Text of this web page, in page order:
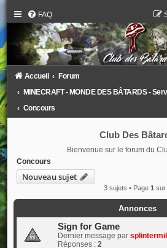
FAQ
Accueil
Forum
MINECRAFT - MONDE DES BÂTARDS -
Concours
Club Des
Bienvenue sur le forum du
Concours
Nouveau sujet
3 sujets • Page 1 sur
Annonces
Sign for Game
Dernier message par
Réponses : 2